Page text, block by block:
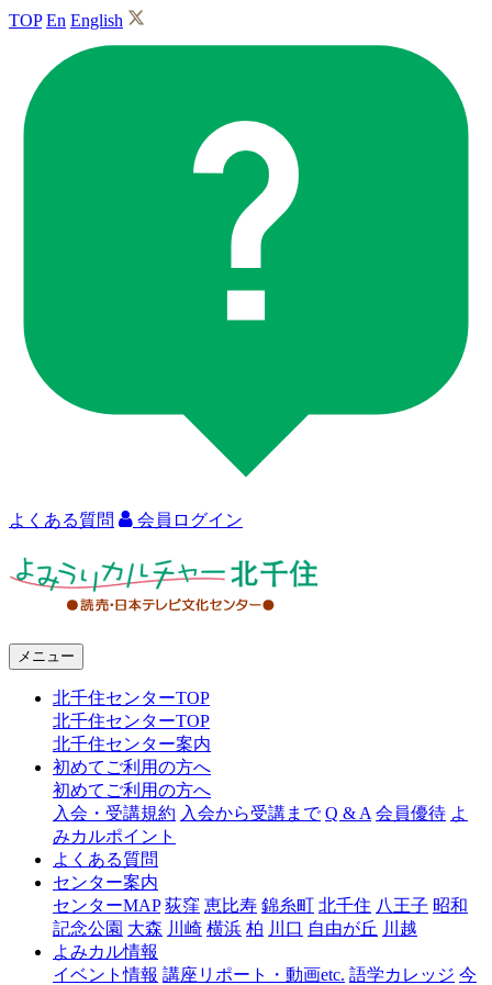
TOP En English
よくある質問 会員ログイン
ャ
千
メニュー
北千住センターTOP
北千住センターTOP
北千住センター案内
初めてご利用の方へ
初めてご利用の方へ
入会・受講規約 入会から受講まで Q & A 会員優待 よ
みカルポイント
よくある質問
センター案内
センターMAP 荻窪 恵比寿 錦糸町 北千住 八王子 昭和
記念公園 大森 川崎 横浜 柏 川口 自由が丘 川越
よみカル情報
イベント情報 講座リポート・動画etc. 語学カレッジ 今